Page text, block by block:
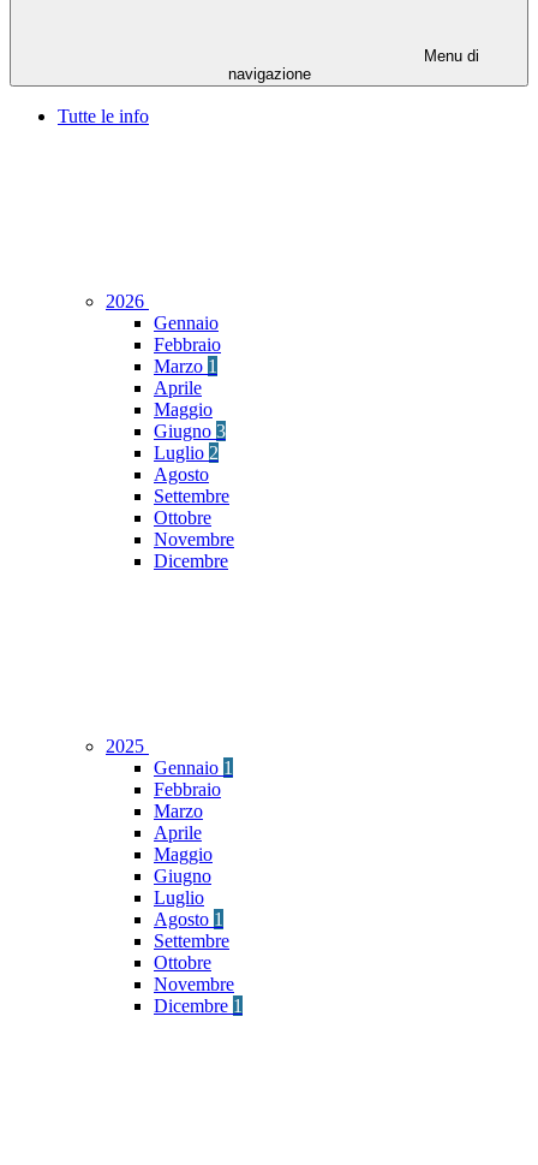
Menu di
navigazione
Tutte le info
2026
Gennaio
Febbraio
Marzo 1
Aprile
Maggio
Giugno 3
Luglio 2
Agosto
Settembre
Ottobre
Novembre
Dicembre
2025
Gennaio 1
Febbraio
Marzo
Aprile
Maggio
Giugno
Luglio
Agosto 1
Settembre
Ottobre
Novembre
Dicembre 1